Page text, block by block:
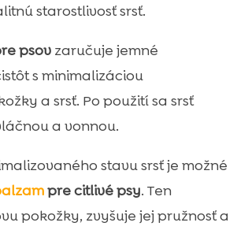
starostlivosť srsť.
psovzaručuje jemné
s minimalizáciou
a srsť. Po použití sa srsť
a vonnou.
stavu srsť je možné
pre citlivé psy. Ten
pokožky, zvyšuje jej pružnosť a